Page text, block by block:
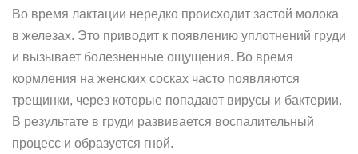
Во время лактации нередко происходит застой молока
в железах. Это приводит к появлению уплотнений груди
и вызывает болезненные ощущения. Во время
кормления на женских сосках часто появляются
трещинки, через которые попадают вирусы и бактерии.
В результате в груди развивается воспалительный
процесс и образуется гной.